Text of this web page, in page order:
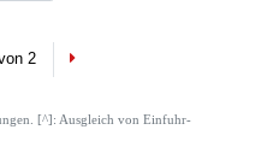
2 Next
[^]: Ausgleich von Einfuhr-